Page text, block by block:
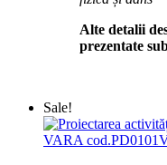
Alte detalii
prezentate
Sale!